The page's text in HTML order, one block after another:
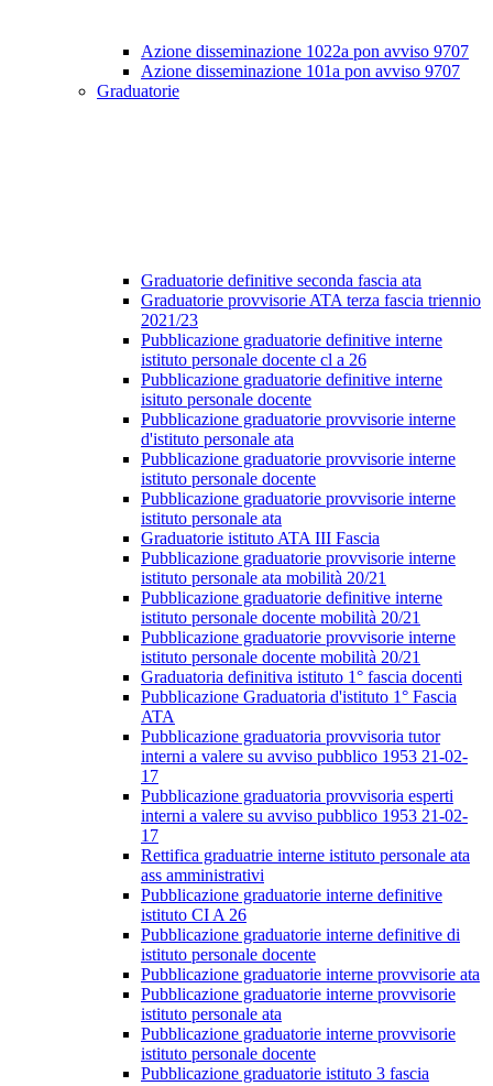
Azione disseminazione 1022a pon avviso 9707
Azione disseminazione 101a pon avviso 9707
Graduatorie
Graduatorie definitive seconda fascia ata
Graduatorie provvisorie ATA terza fascia triennio
2021/23
Pubblicazione graduatorie definitive interne
istituto personale docente cl a 26
Pubblicazione graduatorie definitive interne
isituto personale docente
Pubblicazione graduatorie provvisorie interne
d'istituto personale ata
Pubblicazione graduatorie provvisorie interne
istituto personale docente
Pubblicazione graduatorie provvisorie interne
istituto personale ata
Graduatorie istituto ATA III Fascia
Pubblicazione graduatorie provvisorie interne
istituto personale ata mobilità 20/21
Pubblicazione graduatorie definitive interne
istituto personale docente mobilità 20/21
Pubblicazione graduatorie provvisorie interne
istituto personale docente mobilità 20/21
Graduatoria definitiva istituto 1° fascia docenti
Pubblicazione Graduatoria d'istituto 1° Fascia
ATA
Pubblicazione graduatoria provvisoria tutor
interni a valere su avviso pubblico 1953 21-02-
17
Pubblicazione graduatoria provvisoria esperti
interni a valere su avviso pubblico 1953 21-02-
17
Rettifica graduatrie interne istituto personale ata
ass amministrativi
Pubblicazione graduatorie interne definitive
istituto CI A 26
Pubblicazione graduatorie interne definitive di
istituto personale docente
Pubblicazione graduatorie interne provvisorie ata
Pubblicazione graduatorie interne provvisorie
istituto personale ata
Pubblicazione graduatorie interne provvisorie
istituto personale docente
Pubblicazione graduatorie istituto 3 fascia